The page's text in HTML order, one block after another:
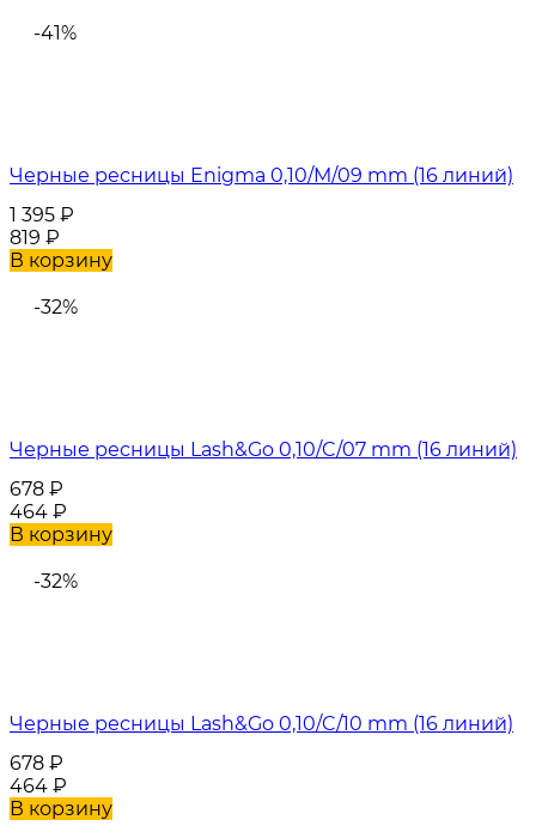
-41%
Черные ресницы Enigma 0,10/M/09 mm (16 линий)
1 395 ₽
819 ₽
В корзину
-32%
Черные ресницы Lash&Go 0,10/C/07 mm (16 линий)
678 ₽
464 ₽
В корзину
-32%
Черные ресницы Lash&Go 0,10/C/10 mm (16 линий)
678 ₽
464 ₽
В корзину